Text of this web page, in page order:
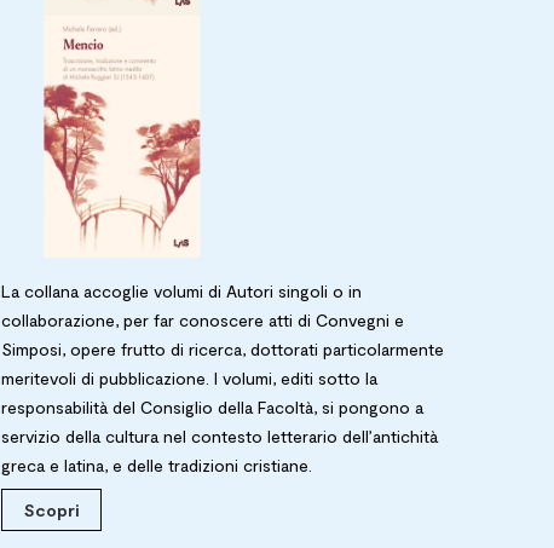
La collana accoglie volumi di Autori singoli o in
collaborazione, per far conoscere atti di Convegni e
Simposi, opere frutto di ricerca, dottorati particolarmente
meritevoli di pubblicazione. I volumi, editi sotto la
responsabilità del Consiglio della Facoltà, si pongono a
servizio della cultura nel contesto letterario dell’antichità
greca e latina, e delle tradizioni cristiane.
Scopri